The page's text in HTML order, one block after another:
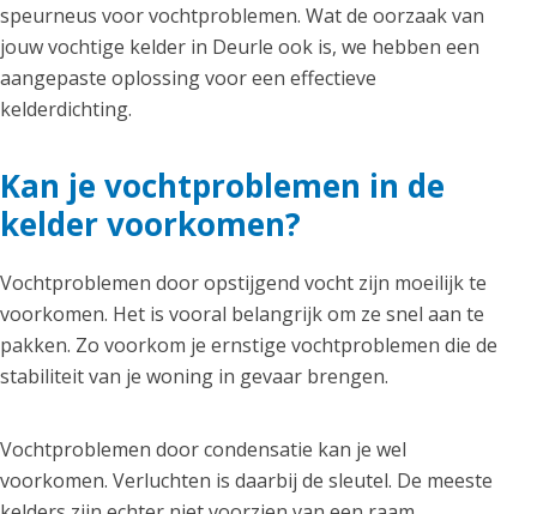
speurneus voor vochtproblemen. Wat de oorzaak van
jouw vochtige kelder in Deurle ook is, we hebben een
aangepaste oplossing voor een effectieve
kelderdichting.
Kan je vochtproblemen in de
kelder voorkomen?
Vochtproblemen door opstijgend vocht zijn moeilijk te
voorkomen. Het is vooral belangrijk om ze snel aan te
pakken. Zo voorkom je ernstige vochtproblemen die de
stabiliteit van je woning in gevaar brengen.
Vochtproblemen door condensatie kan je wel
voorkomen. Verluchten is daarbij de sleutel. De meeste